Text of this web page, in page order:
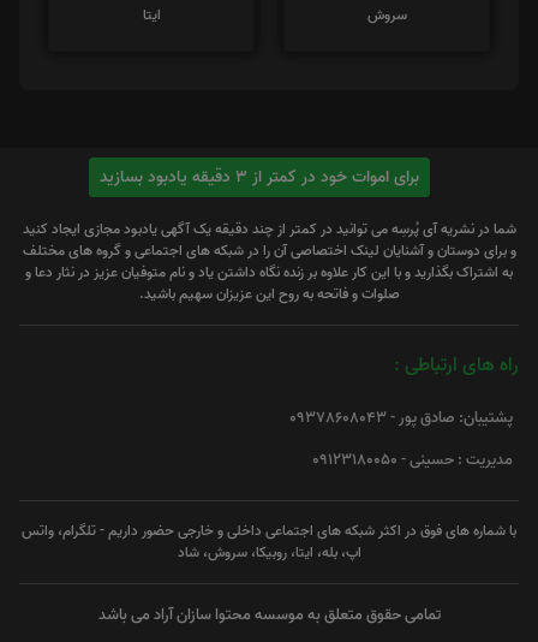
سروش ایتا
برای اموات خود در کمتر از 3 دقیقه یادبود بسازید
شما در نشریه آی پُرسِه می توانید در کمتر از چند دقیقه یک آگهی یادبود مجازی ایجاد کنید
و برای دوستان و آشنایان لینک اختصاصی آن را در شبکه های اجتماعی و گروه های مختلف
به اشتراک بگذارید و با این کار علاوه بر زنده نگاه داشتن یاد و نام متوفیان عزیز در نثار دعا و
صلوات و فاتحه به روح این عزیزان سهیم باشید.
راه های ارتباطی :
پشتیبان: صادق پور - 09378608043
مدیریت : حسینی - 09123180050
با شماره های فوق در اکثر شبکه های اجتماعی داخلی و خارجی حضور داریم - تلگرام، واتس
اپ، بله، ایتا، روبیکا، سروش، شاد
تمامی حقوق متعلق به موسسه محتوا سازان آراد می باشد